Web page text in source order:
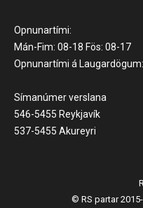
opens
in
new
opens
in
new
Opnunartími:
Mán-Fim: 08-18 Fös: 08-17
Opnunartími á
Símanúmer verslana
546-5455 Reykjavík
537-5455 Akureyri
© RS partar